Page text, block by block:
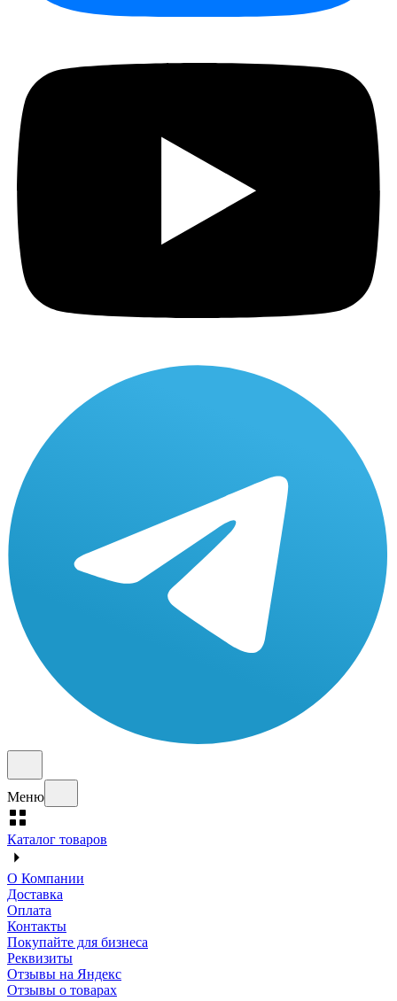
Меню
Каталог товаров
О Компании
Доставка
Оплата
Контакты
Покупайте для бизнеса
Реквизиты
Отзывы на Яндекс
Отзывы о товарах